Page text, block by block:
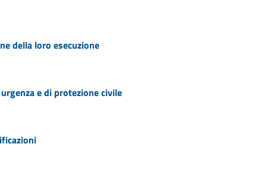
della loro esecuzione
e di protezione civile